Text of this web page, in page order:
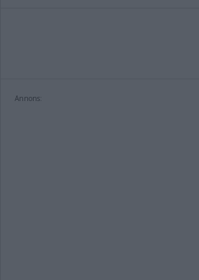
Annons: